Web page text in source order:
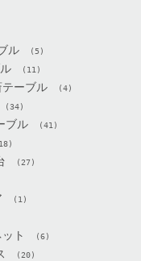
ル (5)
(11)
ーブル (4)
(34)
ブル (41)
(27)
(1)
ト (6)
(20)